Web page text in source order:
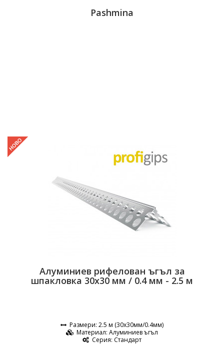
Pashmina
Алуминиев рифелован ъгъл за
шпакловка 30x30 мм / 0.4 мм - 2.5 м
Размери: 2.5 м (30x30мм/0.4мм)
Материал: Алуминиев ъгъл
Серия: Стандарт